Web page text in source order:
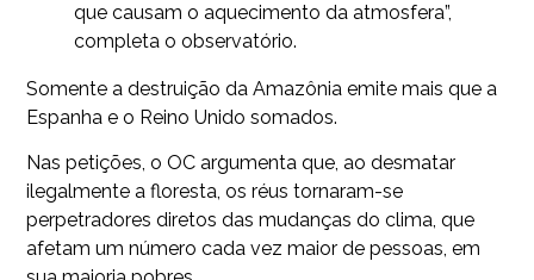
que causam o aquecimento da atmosfera”,
completa o observatório.
Somente a destruição da Amazônia emite mais que a
Espanha e o Reino Unido somados.
Nas petições, o OC argumenta que, ao desmatar
ilegalmente a floresta, os réus tornaram-se
perpetradores diretos das mudanças do clima, que
afetam um número cada vez maior de pessoas, em